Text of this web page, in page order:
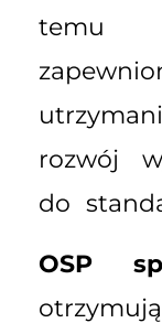
rozwój
do
OSP